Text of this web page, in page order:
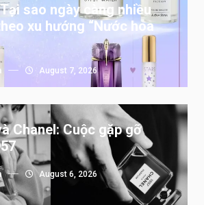
sao ngày càng nhiều
xu hướng “Nước hoa
August 7, 2026
Chanel: Cuộc gặp gỡ
August 6, 2026